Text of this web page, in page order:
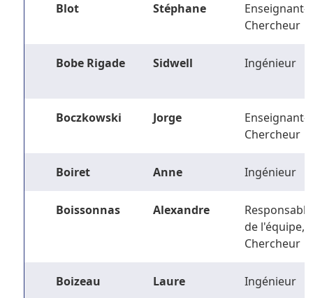
Blot Stéphane
Enseignant-
Chercheur
Bobe Rigade Sidwell Ingénieur
Boczkowski Jorge
Enseignant-
Chercheur
Boiret Anne Ingénieur
Boissonnas Alexandre
Responsable
de l'équipe,
Chercheur
Boizeau Laure Ingénieur